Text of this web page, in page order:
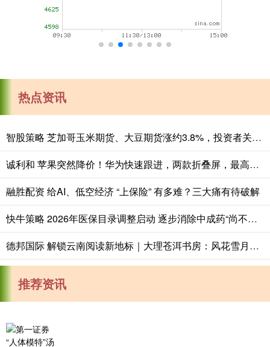
热点资讯
智股策略 芝加哥玉米期货、大豆期货涨约3.8%，投资者关注夏季天气对全球农作物生长构成的风险
诚利和 苹果突然降价！华为快速跟进，两款折叠屏，最高降3000元！
融胜配资 给AI、低空经济 “上保险” 有多难？三大痛有待破解
快牛策略 2026年医保目录调整启动 逐步消除中成药“尚不明确”表述
德邦国际 解锁云南阅读新地标｜大理苍洱书房：风花雪月里的慢读时光
推荐资讯